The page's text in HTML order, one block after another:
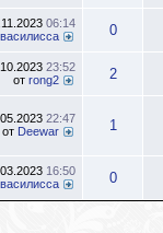
06:14
василисса 0
23:52
от rong2 2
22:47
от Deewar 1
16:50
василисса 0